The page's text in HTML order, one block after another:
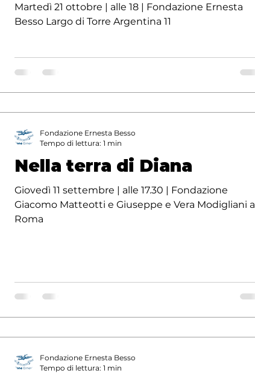
Martedì 21 ottobre | alle 18 | Fondazione Ernesta
Besso Largo di Torre Argentina 11
Nella terra di Diana
Giovedì 11 settembre | alle 17.30 | Fondazione
Giacomo Matteotti e Giuseppe e Vera Modigliani a
Roma
Fondazione Ernesta Besso
Tempo di lettura: 1 min
Fondazione Ernesta Besso
Tempo di lettura: 1 min